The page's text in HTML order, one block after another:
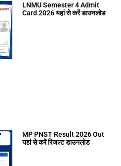
LNMU Semester 4 Admit
Card 2026 यहां से करें डाउनलोड
MP PNST Result 2026 Out
यहां से करें रिजल्ट डाउनलोड